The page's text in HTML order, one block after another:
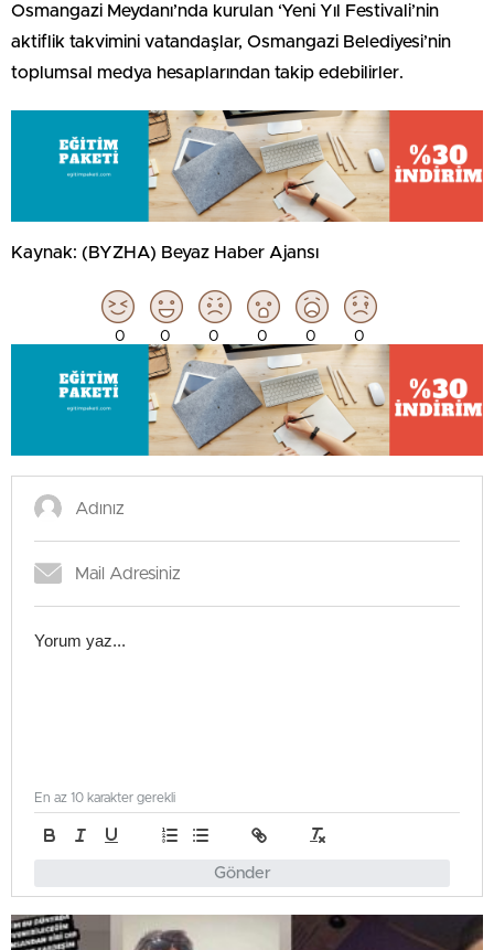
Osmangazi Meydanı’nda kurulan ‘Yeni Yıl Festivali’nin
aktiflik takvimini vatandaşlar, Osmangazi Belediyesi’nin
toplumsal medya hesaplarından takip edebilirler.
Kaynak: (BYZHA) Beyaz Haber Ajansı
0 0 0 0 0 0
Gönder
En az 10 karakter gerekli